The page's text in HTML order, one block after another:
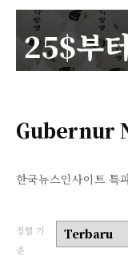
Gubernur
한국뉴스인사이트 특
정렬 기
준